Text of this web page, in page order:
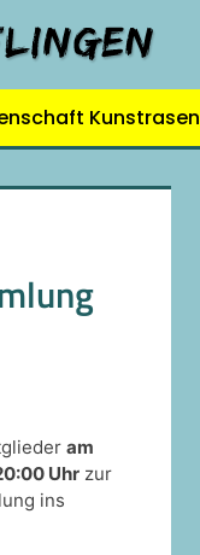
Kunstrasen
am
Uhrzur
ins